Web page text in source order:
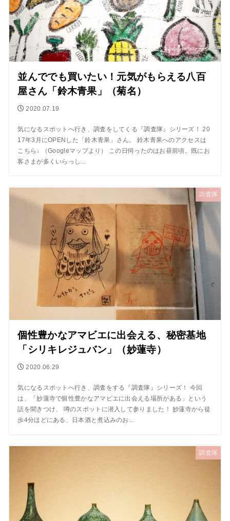
並んででも買いたい！元気がもらえる八百
屋さん「鈴木青果」（菊名）
2020.07.19
気になるスポットへ行き、調査をしてくる『調査隊』シリーズ！ 20
17年3月にOPENした「鈴木青果」さん。 鈴木青果へのアクセスは
こちら↓ （Googleマップより） この日伺ったのはお昼前頃。既にお
客さまが多くいらっし...
調査隊
個性豊かなアマビエに出会える、秘密基地
「シリキレジュバン」（妙蓮寺）
2020.06.29
気になるスポットへ行き、調査をする『調査隊』シリーズ！ 今回
は、「妙蓮寺で個性豊かなアマビエに出会える場所がある」という
話を聞きつけ、 噂のスポットに潜入して参りました！ 妙蓮寺から徒
歩4分ほどにある、日本酒と煮込みのお...
調査隊